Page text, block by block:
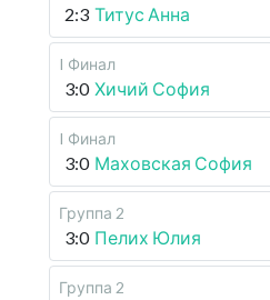
2:3 Титус Анна
I Финал
3:0 Хичий София
I Финал
3:0 Маховская София
Группа 2
3:0 Пелих Юлия
Группа 2